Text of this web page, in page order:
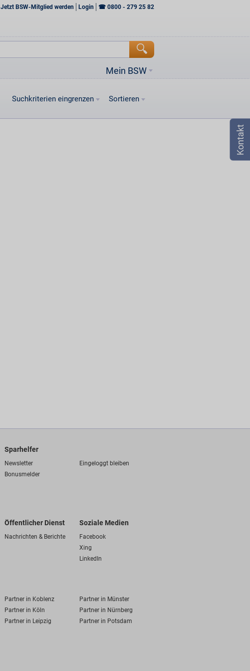
Jetzt BSW-Mitglied werden Login ☎ 0800 - 279 25 82
Mein BSW
Suchkriterien eingrenzen Sortieren
Sparhelfer
Newsletter
Eingeloggt bleiben
Bonusmelder
Öffentlicher Dienst
Nachrichten & Berichte
Soziale Medien
Facebook
Xing
LinkedIn
Partner in Koblenz
Partner in Münster
Partner in Köln
Partner in Nürnberg
Partner in Leipzig Partner in Potsdam